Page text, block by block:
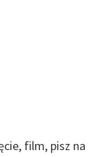
film, pisz na